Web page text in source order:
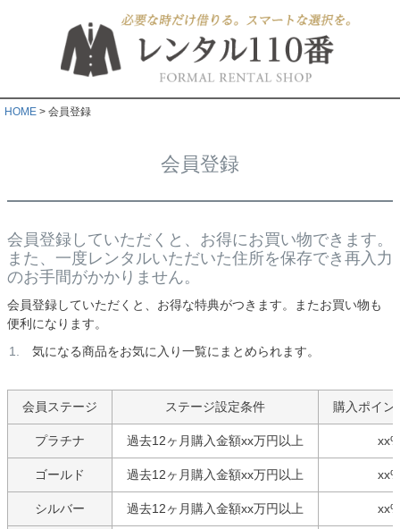
HOME 会員登録
会員登録
会員登録していただくと、お得にお買い物できます。
また、一度レンタルいただいた住所を保存でき再入力
のお手間がかかりません。
会員登録していただくと、お得な特典がつきます。またお買い物も
便利になります。
気になる商品をお気に入り一覧にまとめられます。
会員ステージ ステージ設定条件 購入ポイン
プラチナ 過去12ヶ月購入金額xx万円以上 xx%
ゴールド 過去12ヶ月購入金額xx万円以上 xx%
シルバー 過去12ヶ月購入金額xx万円以上 xx%